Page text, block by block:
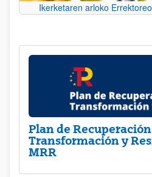
Ikerketaren arloko
Plan de Recuperación
Transformación y
MRR